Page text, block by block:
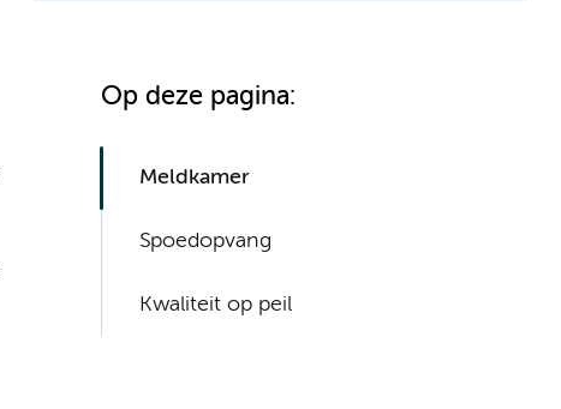
Op deze pagina:
Meldkamer
Spoedopvang
Kwaliteit op peil